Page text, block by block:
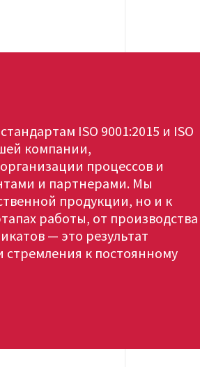
ISO 9001:2015 и ISO
компании,
процессов и
и партнерами. Мы
продукции, но и к
работы, от производства
— это результат
к постоянному